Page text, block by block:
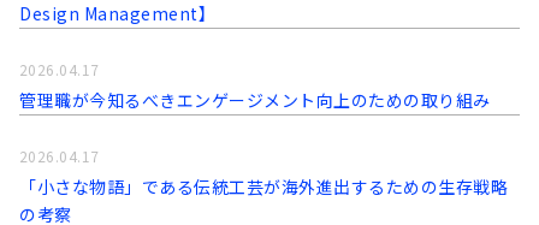
Design Management】
管理職が今知るべきエンゲージメント向上のための取り組み
2026.04.17
「小さな物語」である伝統工芸が海外進出するための生存戦略
の考察
2026.04.17